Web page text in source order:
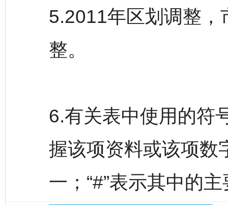
5.2011年区划调整
整。
6.有关表中使用的符
握该项资料或该项数
一；“#”表示其中的